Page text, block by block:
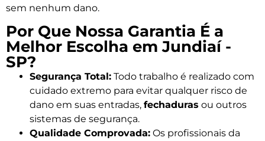
sem nenhum dano.
Por Que Nossa Garantia É a
Melhor Escolha em Jundiaí -
SP?
Segurança Total: Todo trabalho é realizado com
cuidado extremo para evitar qualquer risco de
dano em suas entradas, fechaduras ou outros
sistemas de segurança.
Qualidade Comprovada: Os profissionais da